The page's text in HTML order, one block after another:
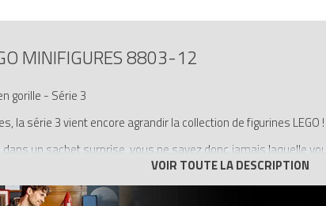
MINIFIGURES 8803-12
gorille - Série 3
la série 3 vient encore agrandir la collection de figurines LEGO !
un sachet surprise, vous ne savez donc jamais laquelle
la collection comprend : un joueur de tennis, une danseuse de
un chef de tribu, un snowboarder, un elfe, un pilote de